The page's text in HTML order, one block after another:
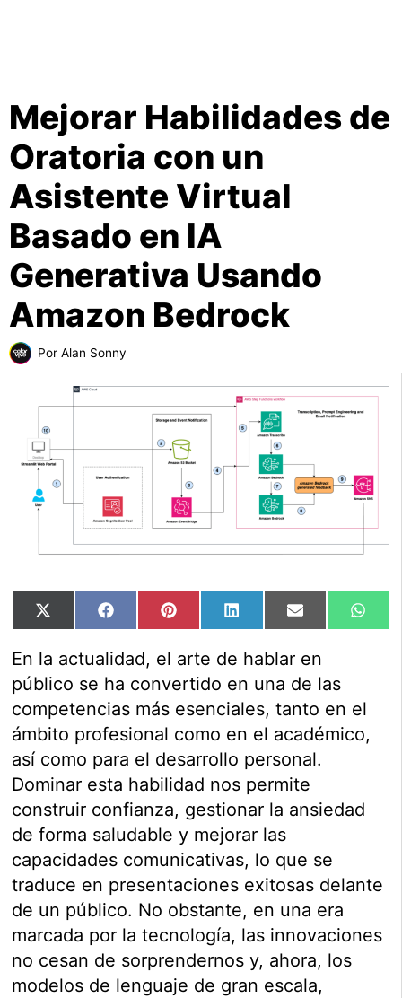
Mejorar Habilidades de
Oratoria con un
Asistente Virtual
Basado en IA
Generativa Usando
Amazon Bedrock
Por Alan Sonny
Compartir
en
X
Compartir
en
FacebookCompartir
en
PinterestCompartir
en
LinkedInCompartir
en
Email
en
En la actualidad, el arte de hablar en
público se ha convertido en una de las
competencias más esenciales, tanto en el
ámbito profesional como en el académico,
así como para el desarrollo personal.
Dominar esta habilidad nos permite
construir confianza, gestionar la ansiedad
de forma saludable y mejorar las
capacidades comunicativas, lo que se
traduce en presentaciones exitosas delante
de un público. No obstante, en una era
marcada por la tecnología, las innovaciones
no cesan de sorprendernos y, ahora, los
modelos de lenguaje de gran escala,